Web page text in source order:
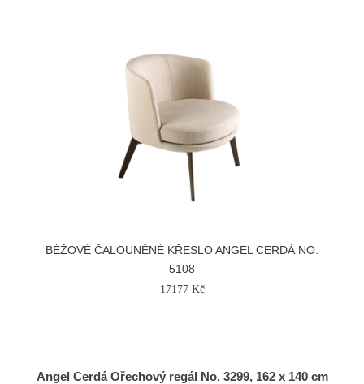
BÉŽOVÉ ČALOUNĚNÉ KŘESLO ANGEL CERDÁ NO.
5108
17177 Kč
Angel Cerdá Ořechový regál No. 3299, 162 x 140 cm